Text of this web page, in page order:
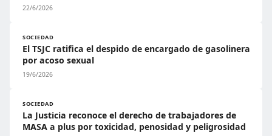
22/6/2026
SOCIEDAD
El TSJC ratifica el despido de encargado de gasolinera
por acoso sexual
19/6/2026
SOCIEDAD
La Justicia reconoce el derecho de trabajadores de
MASA a plus por toxicidad, penosidad y peligrosidad